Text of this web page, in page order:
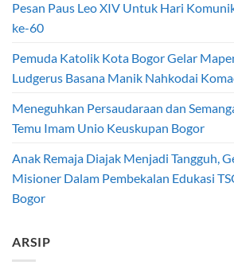
Pesan Paus Leo XIV Untuk Hari
ke-60
Pemuda Katolik Kota Bogor Gelar
Ludgerus Basana Manik Nahkodai
Meneguhkan Persaudaraan dan
Temu Imam Unio Keuskupan Bogor
Anak Remaja Diajak Menjadi Tangguh,
Misioner Dalam Pembekalan Edukasi
Bogor
ARSIP